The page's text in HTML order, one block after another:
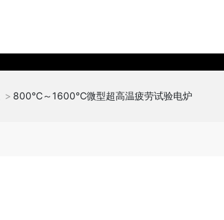
800℃～1600℃微型超高温疲劳试验电炉